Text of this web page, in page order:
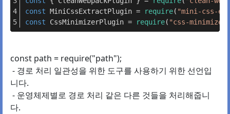
const MiniCssExtractPlugin = require( "mini-css-
const
CssMinimizerPlugin = require( "css-
const path = require("path");
- 경로 처리 일관성을 위한 도구를 사용하기 위한 선언입
니다.
- 운영체제별로 경로 처리 같은 다른 것들을 처리해줍니
다.